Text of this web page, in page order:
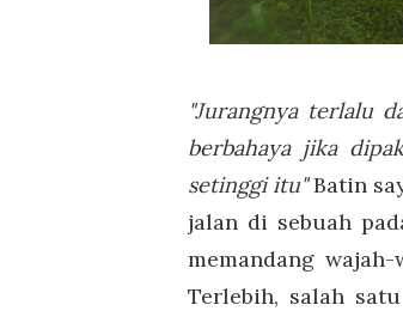
"Jurangnya terlalu
berbahaya jika
setinggi itu"Batin
jalan di sebuah
memandang
Terlebih, salah